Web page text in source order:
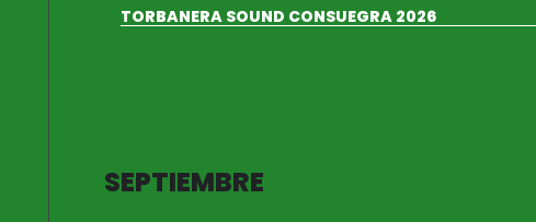
TORBANERA SOUND CONSUEGRA 2026
SEPTIEMBRE